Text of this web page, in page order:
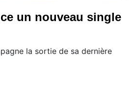
un nouveau single
la sortie de sa dernière